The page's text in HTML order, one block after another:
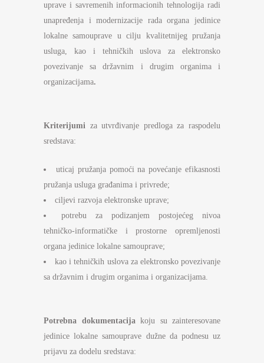
uprave i savremenih informacionih tehnologija radi
unapređenja i modernizacije rada organa jedinice
lokalne samouprave u cilju kvalitetnijeg pružanja
usluga, kao i tehničkih uslova za elektronsko
povezivanje sa državnim i drugim organima i
organizacijama.
Kriterijumi za utvrđivanje predloga za raspodelu
sredstava:
uticaj pružanja pomoći na povećanje efikasnosti
pružanja usluga građanima i privrede;
ciljevi razvoja elektronske uprave;
potrebu za podizanjem postojećeg nivoa
tehničko-informatičke i prostorne opremljenosti
organa jedinice lokalne samouprave;
kao i tehničkih uslova za elektronsko povezivanje
sa državnim i drugim organima i organizacijama.
Potrebna dokumentacijakoju su zainteresovane
jedinice lokalne samouprave dužne da podnesu uz
prijavu za dodelu sredstava: